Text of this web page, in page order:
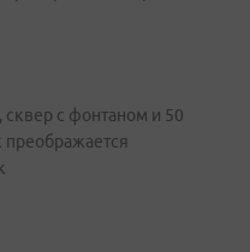
с фонтаном и 50
преображается